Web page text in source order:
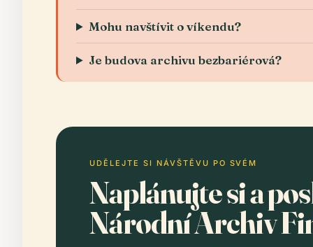
Mohu navštívit o víkendu?
Je budova archivu bezbariérová?
UDĚLEJTE SI NÁVŠTĚVU PO SVÉM
Naplánujte si a
Národní Archiv